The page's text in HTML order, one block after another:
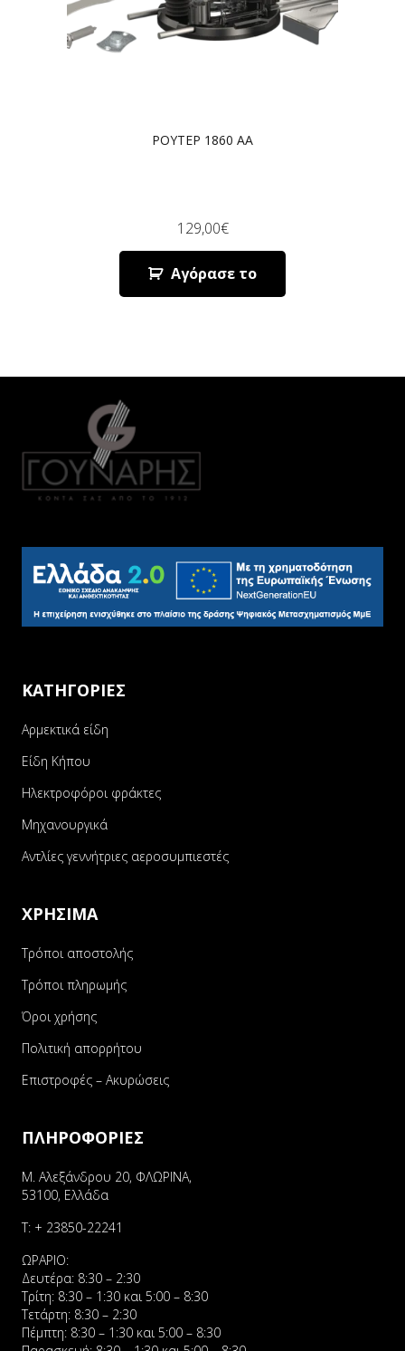
ΡΟΥΤΕΡ 1860 AA
129,00€
Αγόρασε το
ΚΑΤΗΓΟΡΙΕΣ
Αρμεκτικά είδη
Είδη Κήπου
Ηλεκτροφόροι φράκτες
Μηχανουργικά
Αντλίες γεννήτριες αεροσυμπιεστές
ΧΡΗΣΙΜΑ
Τρόποι αποστολής
Τρόποι πληρωμής
Όροι χρήσης
Πολιτική απορρήτου
Επιστροφές – Ακυρώσεις
ΠΛΗΡΟΦΟΡΙΕΣ
Μ. Αλεξάνδρου 20, ΦΛΩΡΙΝΑ,
53100, Ελλάδα
Τ: + 23850-22241
ΩΡΑΡΙΟ:
Δευτέρα: 8:30 – 2:30
Τρίτη: 8:30 – 1:30 και 5:00 – 8:30
Τετάρτη: 8:30 – 2:30
Πέμπτη: 8:30 – 1:30 και 5:00 – 8:30